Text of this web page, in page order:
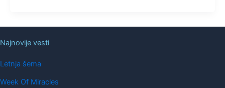
Najnovije vesti
Letnja šema
Week Of Miracles